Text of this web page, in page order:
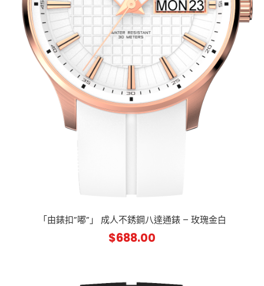
「由錶扣”嘟”」 成人不銹鋼八達通錶 – 玫瑰金白
$688.00